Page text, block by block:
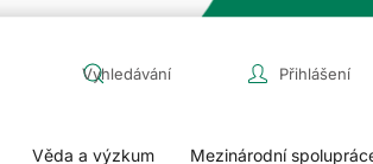
Přihlášení
Věda a výzkum Mezinárodní